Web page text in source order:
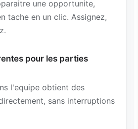
une opportunite,
tache en un clic. Assignez,
pour les parties
l'equipe obtient des
sans interruptions